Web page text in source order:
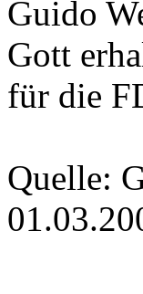
Guido
Gott
für die
Quelle: